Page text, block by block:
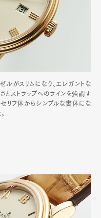
ルがスリムになり、エレガントな
とストラップへのラインを強調す
セリフ体からシンプルな書体にな